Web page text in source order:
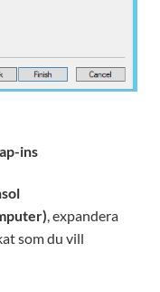
ins
, expandera
som du vill